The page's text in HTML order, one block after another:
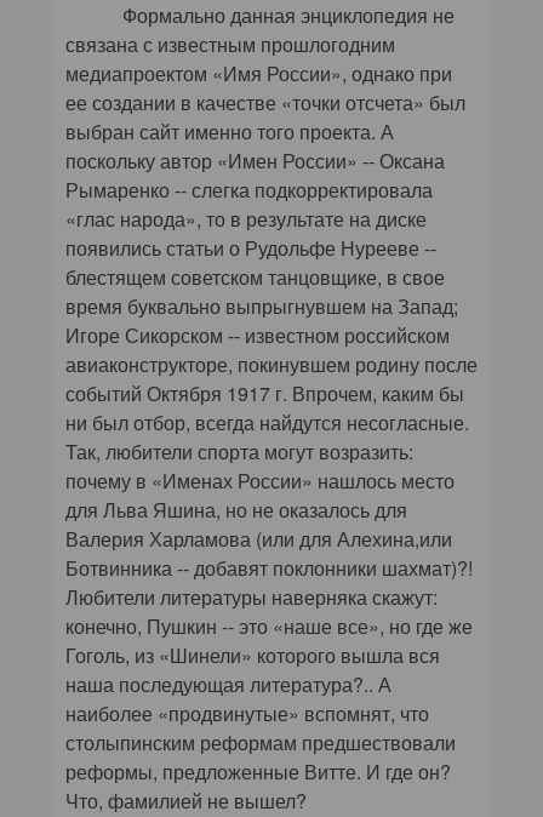
Формально данная энциклопедия не
связана с известным прошлогодним
медиапроектом «Имя России», однако при
ее создании в качестве «точки отсчета» был
выбран сайт именно того проекта. А
поскольку автор «Имен России» -- Оксана
Рымаренко -- слегка подкорректировала
«глас народа», то в результате на диске
появились статьи о Рудольфе Нурееве --
блестящем советском танцовщике, в свое
время буквально выпрыгнувшем на Запад;
Игоре Сикорском -- известном российском
авиаконструкторе, покинувшем родину после
событий Октября 1917 г. Впрочем, каким бы
ни был отбор, всегда найдутся несогласные.
Так, любители спорта могут возразить:
почему в «Именах России» нашлось место
для Льва Яшина, но не оказалось для
Валерия Харламова (или для Алехина,или
Ботвинника -- добавят поклонники шахмат)?!
Любители литературы наверняка скажут:
конечно, Пушкин -- это «наше все», но где же
Гоголь, из «Шинели» которого вышла вся
наша последующая литература?.. А
наиболее «продвинутые» вспомнят, что
столыпинским реформам предшествовали
реформы, предложенные Витте. И где он?
Что, фамилией не вышел?